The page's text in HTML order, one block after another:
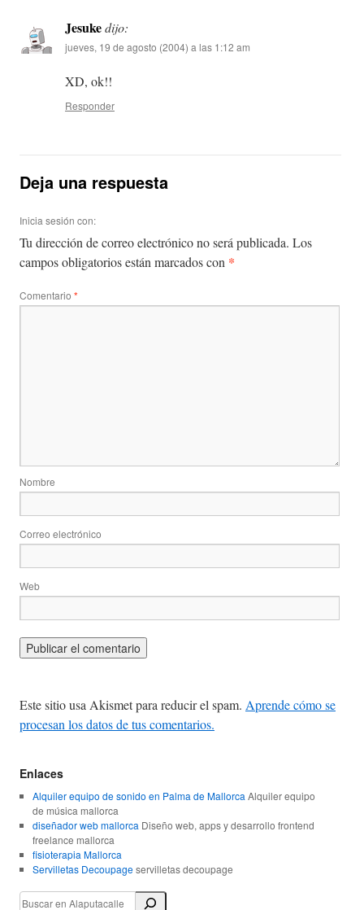
Jesukedijo:
jueves, 19 de agosto (2004) a las 1:12 am
XD, ok!!
Responder
Deja una respuesta
Inicia sesión con:
Tu dirección de correo electrónico no será publicada. Los
campos obligatorios están marcados con *
Comentario *
Nombre
Correo electrónico
Web
Este sitio usa Akismet para reducir el spam. Aprende cómo se
procesan los datos de tus comentarios.
Enlaces
Alquiler equipo de sonido en Palma de Mallorca Alquiler equipo
de música mallorca
diseñador web mallorca Diseño web, apps y desarrollo frontend
freelance mallorca
fisioterapia Mallorca
Servilletas Decoupageservilletas decoupage